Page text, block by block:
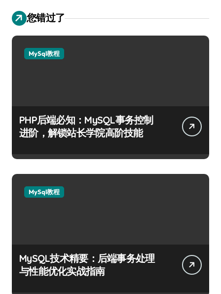
您错过了
MySql教程
PHP后端必知：MySQL事务控制
进阶，解锁站长学院高阶技能
MySql教程
MySQL技术精要：后端事务处理
与性能优化实战指南